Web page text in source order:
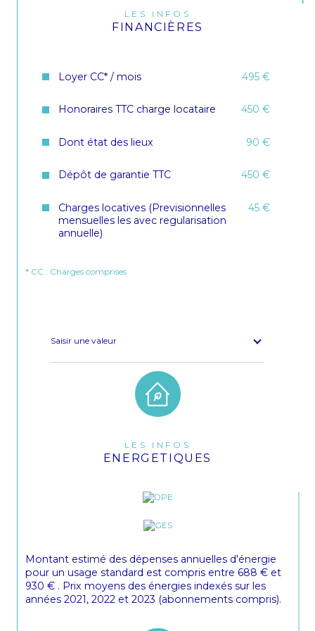
LES INFOS
FINANCIÈRES
Loyer CC* / mois 495 €
Honoraires TTC charge locataire 450 €
Dont état des lieux 90 €
Dépôt de garantie TTC 450 €
Charges locatives (Previsionnelles
mensuelles les avec regularisation
annuelle)
45 €
* CC : Charges comprises
Saisir une valeur
LES INFOS
ENERGETIQUES
Montant estimé des dépenses annuelles d'énergie
pour un usage standard est compris entre 688 € et
930 € . Prix moyens des énergies indexés sur les
années 2021, 2022 et 2023 (abonnements compris).